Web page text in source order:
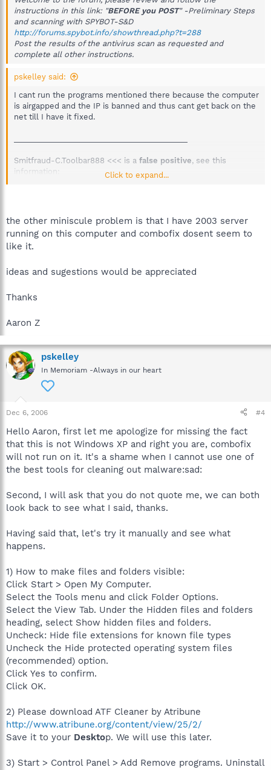
instructions in this link: "BEFORE you POST" -Preliminary Steps
and scanning with SPYBOT-S&D
http://forums.spybot.info/showthread.php?t=288
Post the results of the antivirus scan as requested and
complete all other instructions.
pskelley said:
I cant run the programs mentioned there because the computer
is airgapped and the IP is banned and thus cant get back on the
net till I have it fixed.
Smitfraud-C.Toolbar888 <<< is a false positive, see this
information:
http://forums.spybot.info/showthread.php?t=8668
Thanks to sUBsand anyone who helped with this fix.
1. Download ComboFix.exe using either of these links:
* bleepingcomputer.com
* techsupportforum.com
http://www.techsupportforum.com/sectools/combofix.exe
2. Double click on combofix.exe & follow the prompts.
3. When finished, it shall produce a log for you. Post that log & a
fresh HJT log in your next reply
Note: Do not mouseclick combofix's window whilst it's running.
That may cause it to stall
If the log is large You might need to post half in one reply half in
another.
Thanks
Click to expand...
the other miniscule problem is that I have 2003 server
running on this computer and combofix dosent seem to
like it.
ideas and sugestions would be appreciated
Thanks
Aaron Z
pskelley
In Memoriam -Always in our heart
Dec 6, 2006 #4
Hello Aaron, first let me apologize for missing the fact
that this is not Windows XP and right you are, combofix
will not run on it. It's a shame when I cannot use one of
the best tools for cleaning out malware:sad:
Second, I will ask that you do not quote me, we can both
look back to see what I said, thanks.
Having said that, let's try it manually and see what
happens.
1) How to make files and folders visible:
Click Start > Open My Computer.
Select the Tools menu and click Folder Options.
Select the View Tab. Under the Hidden files and folders
heading, select Show hidden files and folders.
Uncheck: Hide file extensions for known file types
Uncheck the Hide protected operating system files
(recommended) option.
Click Yes to confirm.
Click OK.
2) Please download ATF Cleaner by Atribune
http://www.atribune.org/content/view/25/2/
Save it to your Desktop. We will use this later.
3) Start > Control Panel > Add Remove programs. Uninstall